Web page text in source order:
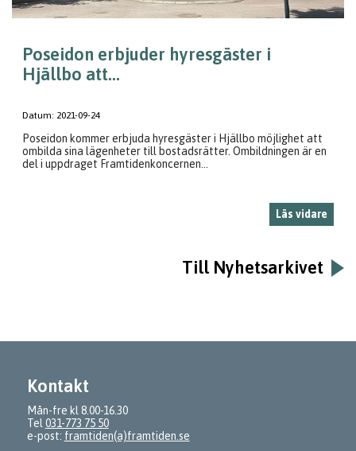
Poseidon erbjuder hyresgäster i
Hjällbo att...
Datum: 2021-09-24
Poseidon kommer erbjuda hyresgäster i Hjällbo möjlighet att
ombilda sina lägenheter till bostadsrätter. Ombildningen är en
del i uppdraget Framtidenkoncernen...
Läs vidare
Till Nyhetsarkivet
Kontakt
Mån-fre kl 8.00-16.30
Tel 031-773 75 50
e-post: framtiden(a)framtiden.se